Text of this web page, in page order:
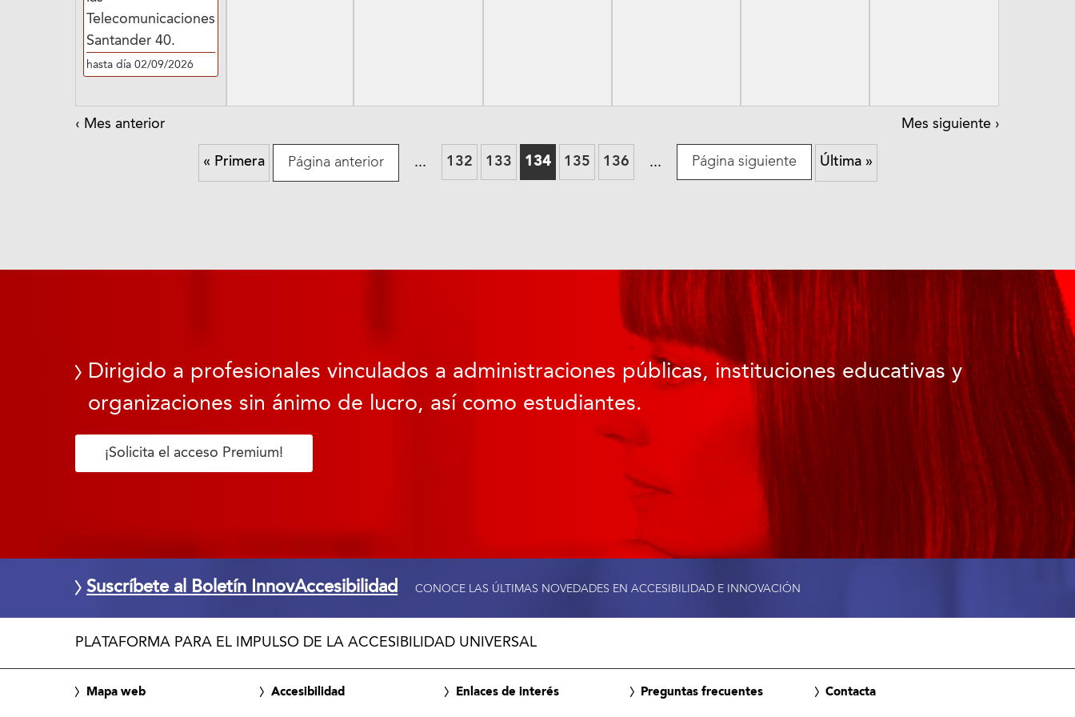
o
r
t
o
6
e
s
t
a
t
a
b
Telecomunicaciones
Santander 40.
hasta día 02/09/2026
‹ Mes anterior Mes siguiente ›
« Primera Página anterior ... 132 133 134 135 136 ... Página siguiente Última »
Dirigido a profesionales vinculados a administraciones públicas, instituciones educativas y
organizaciones sin ánimo de lucro, así como estudiantes.
¡Solicita el acceso Premium!
Suscríbete al Boletín InnovAccesibilidad CONOCE LAS ÚLTIMAS NOVEDADES EN ACCESIBILIDAD E INNOVACIÓN
PLATAFORMA PARA EL IMPULSO DE LA ACCESIBILIDAD UNIVERSAL
Mapa web Accesibilidad Enlaces de interés Preguntas frecuentes Contacta